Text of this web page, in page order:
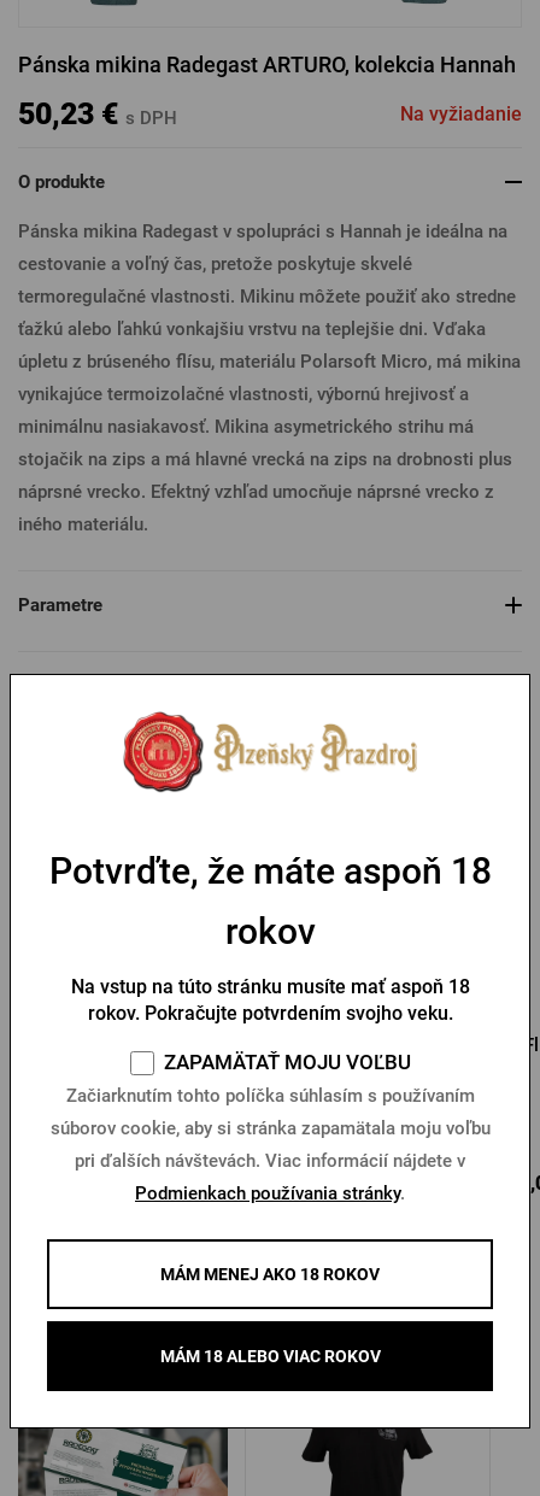
Pánska mikina Radegast ARTURO, kolekcia Hannah
50,23 € s DPH Na vyžiadanie
O produkte
Pánska mikina Radegast v spolupráci s Hannah je ideálna na
cestovanie a voľný čas, pretože poskytuje skvelé
termoregulačné vlastnosti. Mikinu môžete použiť ako stredne
ťažkú alebo ľahkú vonkajšiu vrstvu na teplejšie dni. Vďaka
úpletu z brúseného flísu, materiálu Polarsoft Micro, má mikina
vynikajúce termoizolačné vlastnosti, výbornú hrejivosť a
minimálnu nasiakavosť. Mikina asymetrického strihu má
stojačik na zips a má hlavné vrecká na zips na drobnosti plus
náprsné vrecko. Efektný vzhľad umocňuje náprsné vrecko z
iného materiálu.
Parametre
Mohlo by sa vám páčiť
zelená mikina s
kapucňou
Na sklade > 10 ks
Do
košíka
Urquell čierna
Na sklade > 10 ks
63,89 €
Do
košíka
Ďalšie produkty od Radegastu
Potvrďte, že máte aspoň 18
rokov
Na vstup na túto stránku musíte mať aspoň 18
rokov. Pokračujte potvrdením svojho veku.
ZAPAMÄTAŤ MOJU VOĽBU
Začiarknutím tohto políčka súhlasím s používaním
súborov cookie, aby si stránka zapamätala moju voľbu
pri ďalších návštevách. Viac informácií nájdete v
Podmienkach používania stránky.
MÁM MENEJ AKO 18 ROKOV
MÁM 18 ALEBO VIAC ROKOV